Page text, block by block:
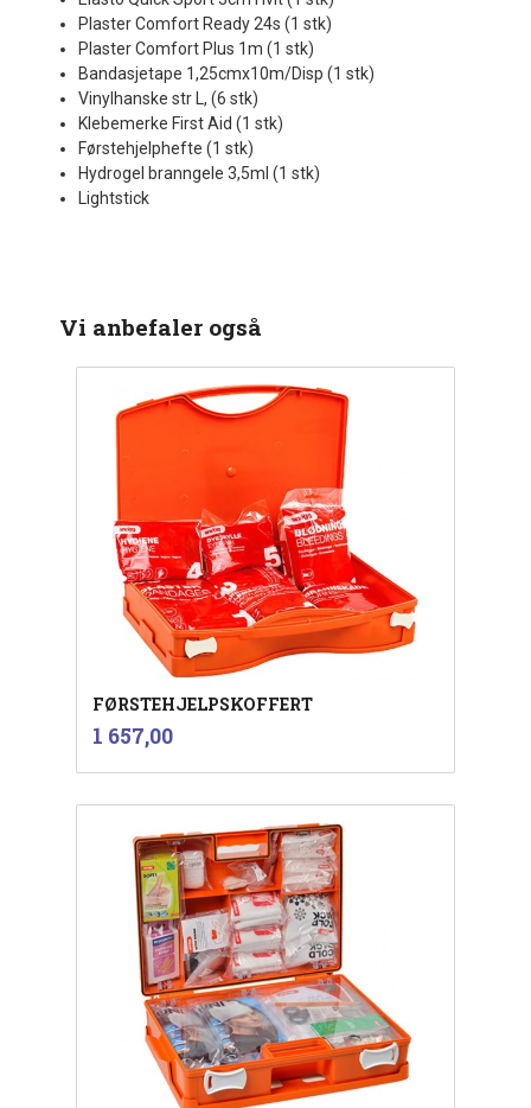
Plaster Comfort Ready 24s (1 stk)
Plaster Comfort Plus 1m (1 stk)
Bandasjetape 1,25cmx10m/Disp (1 stk)
Vinylhanske str L, (6 stk)
Klebemerke First Aid (1 stk)
Førstehjelphefte (1 stk)
Hydrogel branngele 3,5ml (1 stk)
Lightstick
Vi anbefaler også
FØRSTEHJELPSKOFFERT
Pris
1 657,00mva.